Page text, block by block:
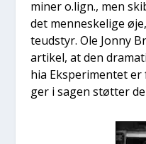
miner o.lign., men
det men­ne­ske­li­ge
teud­styr. Ole Jon­ny
arti­kel, at den
hia Eks­pe­ri­men­tet
ger i sagen støt­ter